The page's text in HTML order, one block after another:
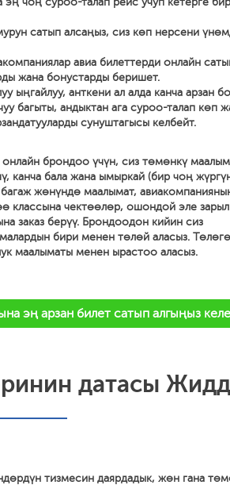
сатып алсаңыз, сиз көп нерсени
авиа билеттерди онлайн
жана бонустарды беришет.
ыңгайлуу, анткени ал алда канча арзан
багыты, андыктан ага суроо-талап көп
сунуштагысы келбейт.
брондоо үчүн, сиз төмөнкү
канча бала жана ымыркай (бир чоң
жөнүндө маалымат,
классына чектөөлөр, ошондой эле
заказ берүү. Брондоодон кийин сиз
бири менен төлөй аласыз.
маалыматы менен ырастоо аласыз.
эң арзан билет сатып алгыңыз
датасы
тизмесин даярдадык, жөн гана